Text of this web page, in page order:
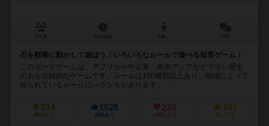
石を順番に動かして遊ぼう！いろいろなルールで遊べる知育ゲーム！
このボードゲームは、アフリカや中近東、東南アジアなどで古い歴史
のある伝統的なゲームです。ルールは100種類以上あり、地域によって
知られているルールにバラツキがあります。 ...
314
興味あり
1628
経験あり
224
お気に入り
741
持ってる